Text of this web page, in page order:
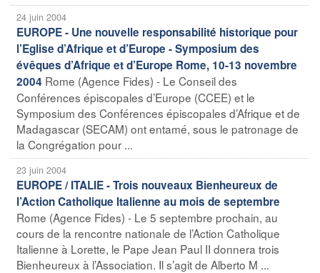
24 juin 2004
EUROPE - Une nouvelle responsabilité historique pour
l’Eglise d’Afrique et d’Europe - Symposium des
évêques d’Afrique et d’Europe Rome, 10-13 novembre
2004 Rome (Agence Fides) - Le Conseil des
Conférences épiscopales d’Europe (CCEE) et le
Symposium des Conférences épiscopales d’Afrique et de
Madagascar (SECAM) ont entamé, sous le patronage de
la Congrégation pour ...
23 juin 2004
EUROPE / ITALIE - Trois nouveaux Bienheureux de
l’Action Catholique Italienne au mois de septembre
Rome (Agence Fides) - Le 5 septembre prochain, au
cours de la rencontre nationale de l’Action Catholique
Italienne à Lorette, le Pape Jean Paul II donnera trois
Bienheureux à l’Association. Il s’agit de Alberto M ...